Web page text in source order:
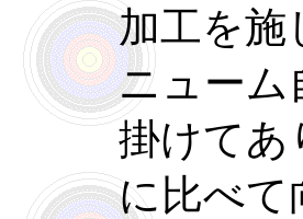
加工を施
ニューム
掛けてあ
に比べて